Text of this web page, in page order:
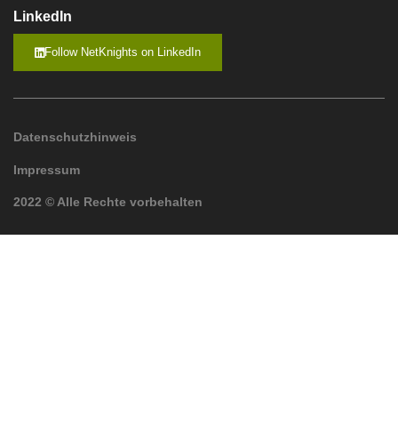
LinkedIn
Follow NetKnights on LinkedIn
Datenschutzhinweis
Impressum
2022 © Alle Rechte vorbehalten